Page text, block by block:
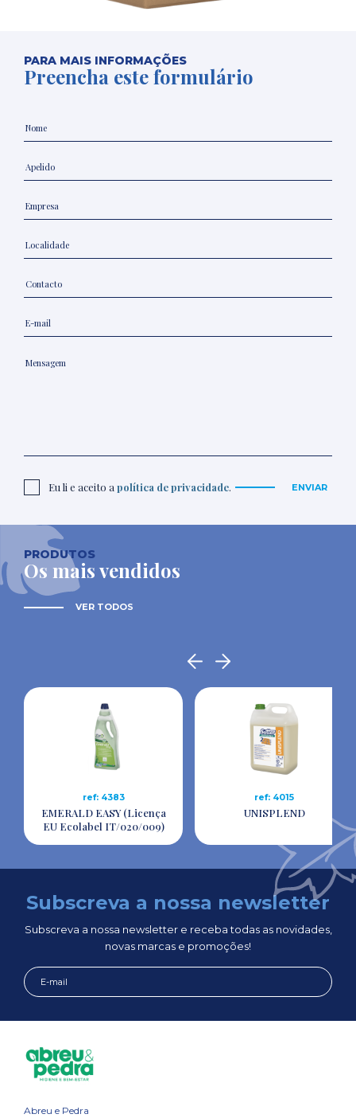
PARA MAIS INFORMAÇÕES
Preencha este formulário
Eu li e aceito a política de privacidade. ENVIAR
PRODUTOS
Os mais vendidos
VER TODOS
ref: 4383
EMERALD EASY (Licença
EU Ecolabel IT/020/009)
ref: 4015
UNISPLEND
Subscreva a nossa newsletter
Subscreva a nossa newsletter e receba todas as novidades,
novas marcas e promoções!
Abreu e Pedra